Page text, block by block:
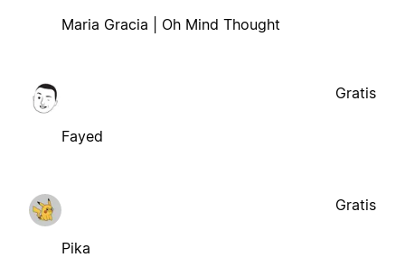
Maria Gracia | Oh Mind Thought
Fayed
Gratis
Pika
Gratis